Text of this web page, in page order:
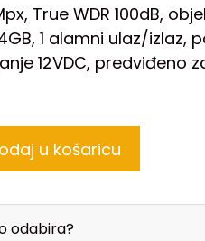
True WDR 100dB,
1 alamni ulaz/izlaz,
12VDC, predviđeno
u košaricu
odabira?